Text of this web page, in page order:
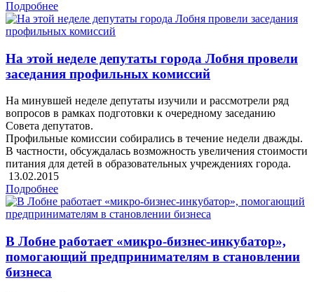
Подробнее
На этой неделе депутаты города Лобня провели
заседания профильных комиссий
На минувшей неделе депутаты изучили и рассмотрели ряд
вопросов в рамках подготовки к очередному заседанию
Совета депутатов.
Профильные комиссии собирались в течение недели дважды.
В частности, обсуждалась возможность увеличения стоимости
питания для детей в образовательных учреждениях города.
13.02.2015
Подробнее
В Лобне работает «микро-бизнес-инкубатор»,
помогающий предпринимателям в становлении
бизнеса